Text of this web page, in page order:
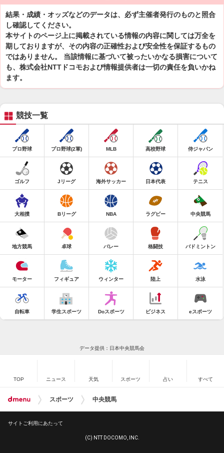
結果・成績・オッズなどのデータは、必ず主催者発行のものと照合
し確認してください。
本サイトのページ上に掲載されている情報の内容に関しては万全を
期しておりますが、その内容の正確性および安全性を保証するもの
ではありません。 当該情報に基づいて被ったいかなる損害について
も、株式会社NTTドコモおよび情報提供者は一切の責任を負いかね
ます。
競技一覧
プロ野球 プロ野球(2軍) MLB 高校野球 侍ジャパン
ゴルフ Jリーグ 海外サッカー 日本代表 テニス
大相撲 Bリーグ NBA ラグビー 中央競馬
地方競馬 卓球 バレー 格闘技 バドミントン
モーター フィギュア ウィンター 陸上 水泳
自転車 学生スポーツ Doスポーツ ビジネス eスポーツ
データ提供：日本中央競馬会
TOP ニュース 天気 スポーツ 占い すべて
スポーツ 中央競馬
サイトご利用にあたって
(C) NTT DOCOMO, INC.